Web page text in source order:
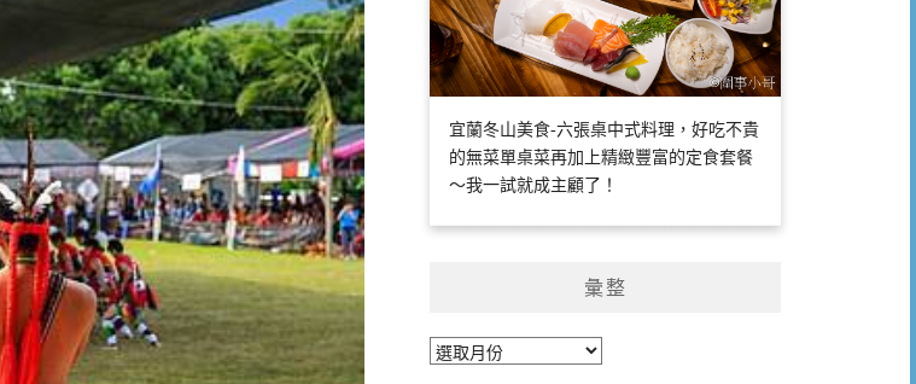
宜蘭冬山美食-六張桌中式料理，好吃不貴
的無菜單桌菜再加上精緻豐富的定食套餐
～我一試就成主顧了！
彙整
彙